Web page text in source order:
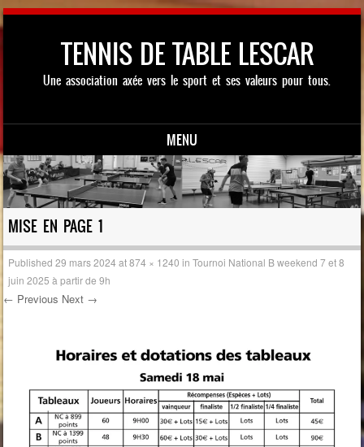
TENNIS DE TABLE LESCAR
Une association axée vers le sport et ses valeurs pour tous.
MENU
Skip to content
MISE EN PAGE 1
Published29 mars 2024 at874 × 1240 inTournoi National B weekend 7 et 8
juin 2025 à partir de 9h
← Previous Next →